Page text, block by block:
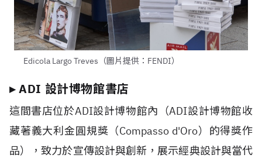
Edicola Largo Treves（圖片提供：FENDI）
▸ ADI 設計博物館書店
這間書店位於ADI設計博物館內（ADI設計博物館收
藏著義大利金圓規獎（Compasso d'Oro）的得獎作
品），致力於宣傳設計與創新，展示經典設計與當代